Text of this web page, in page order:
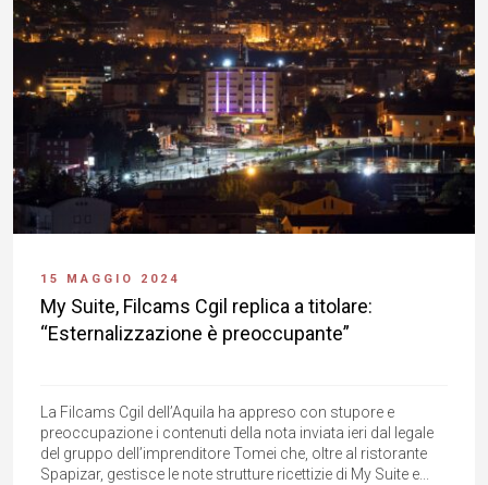
15 MAGGIO 2024
My Suite, Filcams Cgil replica a titolare:
“Esternalizzazione è preoccupante”
La Filcams Cgil dell’Aquila ha appreso con stupore e
preoccupazione i contenuti della nota inviata ieri dal legale
del gruppo dell’imprenditore Tomei che, oltre al ristorante
Spapizar, gestisce le note strutture ricettizie di My Suite e...